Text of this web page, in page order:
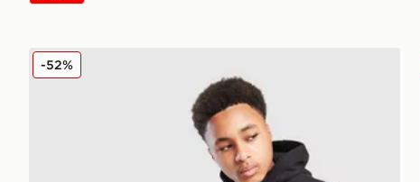
Jordan Tuta Overhead Ripstop Fleece Junior
-52%